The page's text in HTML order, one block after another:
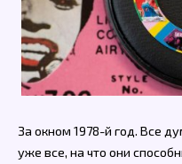
За окном 1978-й год. Все
уже все, на что они